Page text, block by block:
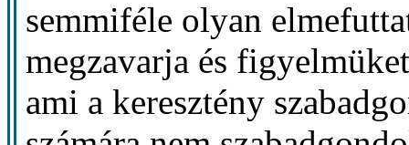
semmiféle olyan
megzavarja és
ami a keresztény